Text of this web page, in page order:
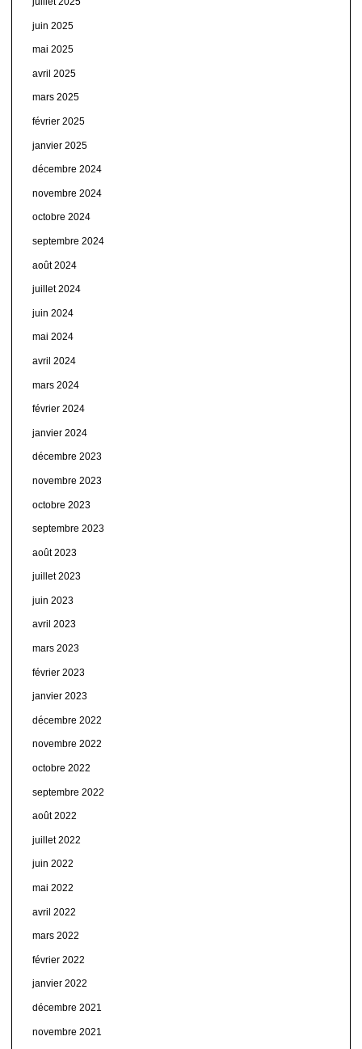
juin 2025
mai 2025
avril 2025
mars 2025
février 2025
janvier 2025
décembre 2024
novembre 2024
octobre 2024
septembre 2024
août 2024
juillet 2024
juin 2024
mai 2024
avril 2024
mars 2024
février 2024
janvier 2024
décembre 2023
novembre 2023
octobre 2023
septembre 2023
août 2023
juillet 2023
juin 2023
avril 2023
mars 2023
février 2023
janvier 2023
décembre 2022
novembre 2022
octobre 2022
septembre 2022
août 2022
juillet 2022
juin 2022
mai 2022
avril 2022
mars 2022
février 2022
janvier 2022
décembre 2021
novembre 2021